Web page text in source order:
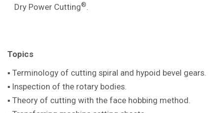
Dry Power Cutting®
Topics
▪ Terminology of cutting spiral and hypoid bevel gears.
▪ Inspection of the rotary bodies.
▪ Theory of cutting with the face hobbing method.